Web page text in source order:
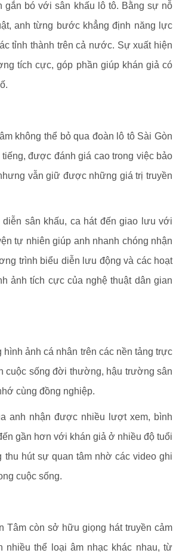
gắn bó với sân khấu lô tô. Bằng sự nỗ
anh từng bước khẳng định năng lực
tỉnh thành trên cả nước. Sự xuất hiện
tích cực, góp phần giúp khán giả có
không thể bỏ qua đoàn lô tô Sài Gòn
được đánh giá cao trong việc bảo
vẫn giữ được những giá trị truyền
sân khấu, ca hát đến giao lưu với
tự nhiên giúp anh nhanh chóng nhận
trình biểu diễn lưu động và các hoạt
ảnh tích cực của nghệ thuật dân gian
ảnh cá nhân trên các nền tảng trực
cuộc sống đời thường, hậu trường sân
cùng đồng nghiệp.
anh nhận được nhiều lượt xem, bình
gần hơn với khán giả ở nhiều độ tuổi
thu hút sự quan tâm nhờ các video ghi
cuộc sống.
Tâm còn sở hữu giọng hát truyền cảm
nhiều thể loại âm nhạc khác nhau, từ